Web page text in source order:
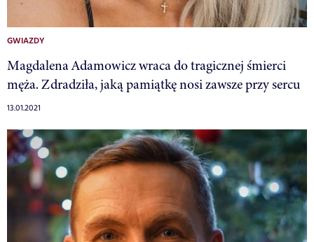
GWIAZDY
Magdalena Adamowicz wraca do tragicznej śmierci
męża. Zdradziła, jaką pamiątkę nosi zawsze przy sercu
13.01.2021